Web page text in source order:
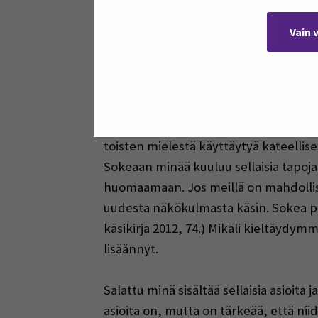
Vain
keskeisesti luottamus. Jos
toisten mielestä käyttäytyä
Sokeaan minää kuuluu sellaisia
huomaamaan. Jos meillä on
uudesta näkökulmasta käsin.
käsikirja 2012, 74.) Mikäli
lisäännyt.
Salattu minä sisältää sellaisia
asioita on, mutta on tärkeää, että